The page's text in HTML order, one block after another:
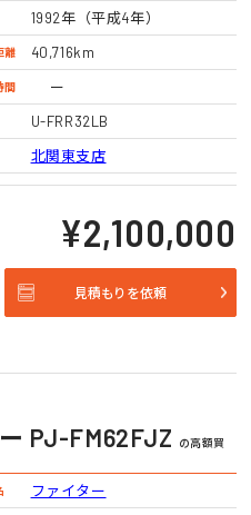
1992年（平成4年）
離 40,716km
間 ー
U-FRR32LB
北関東支店
¥2,100,000
見積もりを依頼
PJ-FM62FJZ の高額買
ファイター